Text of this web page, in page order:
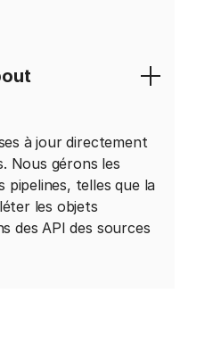
à jour directement
Nous gérons les
pipelines, telles que la
les objets
des API des sources